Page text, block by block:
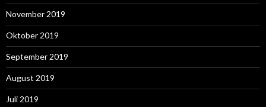
November 2019
Oktober 2019
September 2019
August 2019
Juli 2019